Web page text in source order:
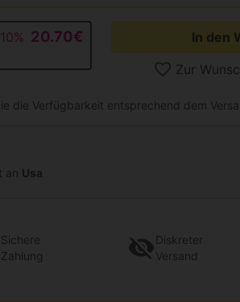
20.70€
In den
Zur
die Verfügbarkeit entsprechend dem
an Usa
Sichere
Zahlung
Diskreter
Versand